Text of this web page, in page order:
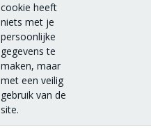
cookie heeft
niets met je
persoonlijke
gegevens te
maken, maar
met een veilig
gebruik van de
site.